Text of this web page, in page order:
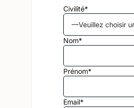
Civilité*
Nom*
Prénom*
Email*
Alternative: